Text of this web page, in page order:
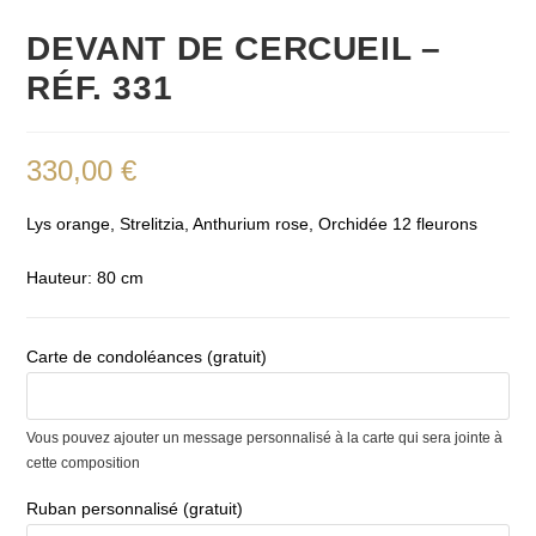
DEVANT DE CERCUEIL –
RÉF. 331
330,00€
Lys orange, Strelitzia, Anthurium rose, Orchidée 12 fleurons
Hauteur: 80 cm
Carte de condoléances (gratuit)
Vous pouvez ajouter un message personnalisé à la carte qui sera jointe à
cette composition
Ruban personnalisé (gratuit)